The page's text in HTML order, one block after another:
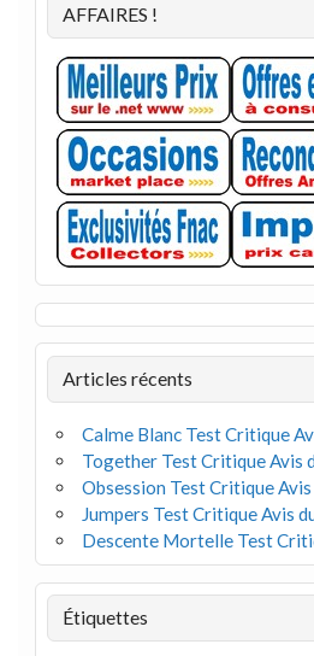
AFFAIRES !
Articles récents
Calme Blanc Test Critique
Together Test Critique Avis
Obsession Test Critique
Jumpers Test Critique Avis
Descente Mortelle Test
Étiquettes